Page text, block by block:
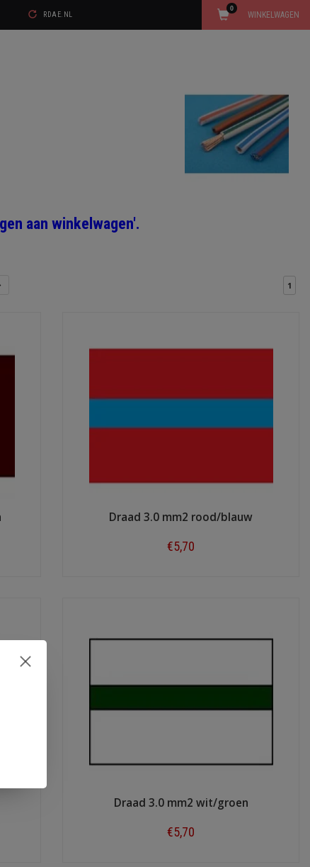
RDAE.NL WINKELWAGEN
0
aan winkelwagen'.
1
Draad 3.0 mm2 rood/blauw
€5,70
Draad 3.0 mm2 wit/groen
€5,70